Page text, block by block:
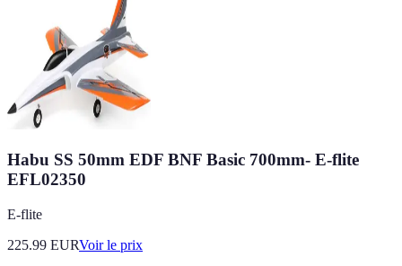
Habu SS 50mm EDF BNF Basic 700mm- E-flite
EFL02350
E-flite
225.99 EURVoir le prix